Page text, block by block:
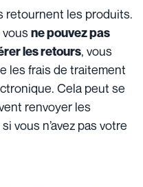
retournent les produits.
ne pouvez pas
les retours, vous
les frais de traitement
Cela peut se
renvoyer les
vous n’avez pas votre